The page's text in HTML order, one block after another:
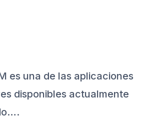
es una de las aplicaciones
disponibles actualmente